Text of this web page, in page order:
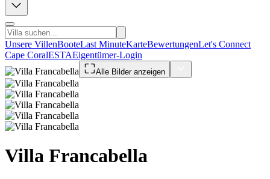
Unsere VillenBooteLast MinuteKarteBewertungenLet's Connect
Cape CoralESTAEigentümer-Login
Alle Bilder anzeigen
Villa Francabella